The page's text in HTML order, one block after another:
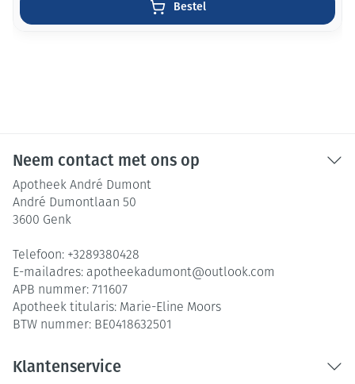
Bestel
Neem contact met ons op
Apotheek André Dumont
André Dumontlaan 50
3600 Genk
Telefoon: +3289380428
E-mailadres: apotheekadumont@outlook.com
APB nummer: 711607
Apotheek titularis: Marie-Eline Moors
BTW nummer: BE0418632501
Klantenservice